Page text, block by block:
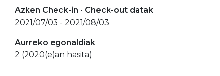
Azken Check-in - Check-out datak
2021/07/03 - 2021/08/03
Aurreko egonaldiak
2 (2020(e)an hasita)